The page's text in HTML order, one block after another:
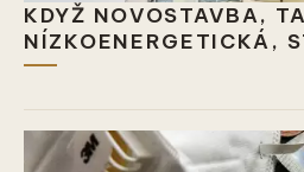
KDYŽ NOVOSTAVBA,
NÍZKOENERGETICKÁ,